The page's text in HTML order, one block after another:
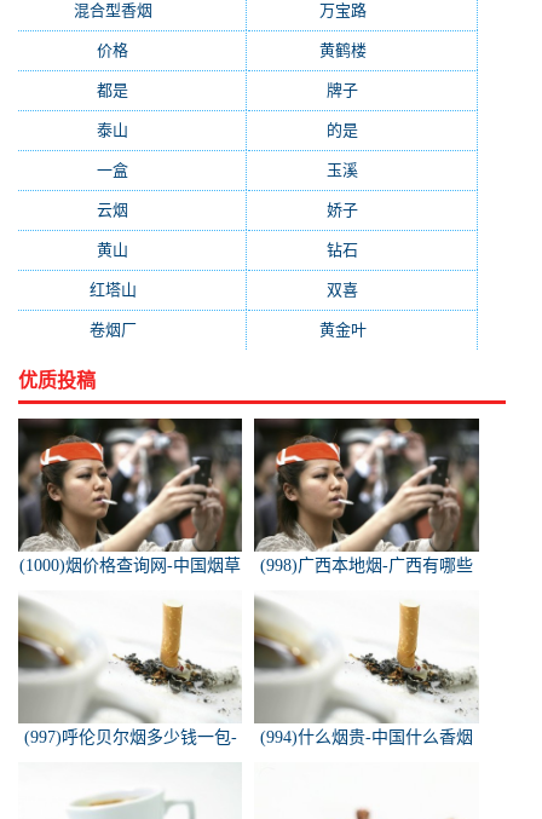
混合型香烟 万宝路(331)
价格 黄鹤楼(315)
都是 牌子
泰山 的是
一盒 玉溪
云烟 娇子
黄山 钻石
红塔山 双喜
卷烟厂(154) 黄金叶(151)
优质投稿
(1000)烟价格查询网-中国烟草
(998)广西本地烟-广西有哪些
(997)呼伦贝尔烟多少钱一包-
白色的呼伦贝尔香烟多少钱一
(994)什么烟贵-中国什么香烟